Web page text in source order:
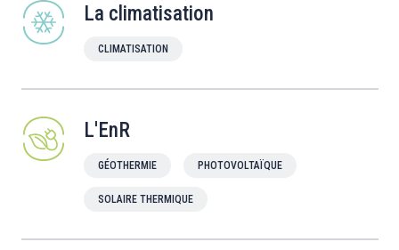
La climatisation
CLIMATISATION
L'EnR
GÉOTHERMIE PHOTOVOLTAÏQUE
SOLAIRE THERMIQUE